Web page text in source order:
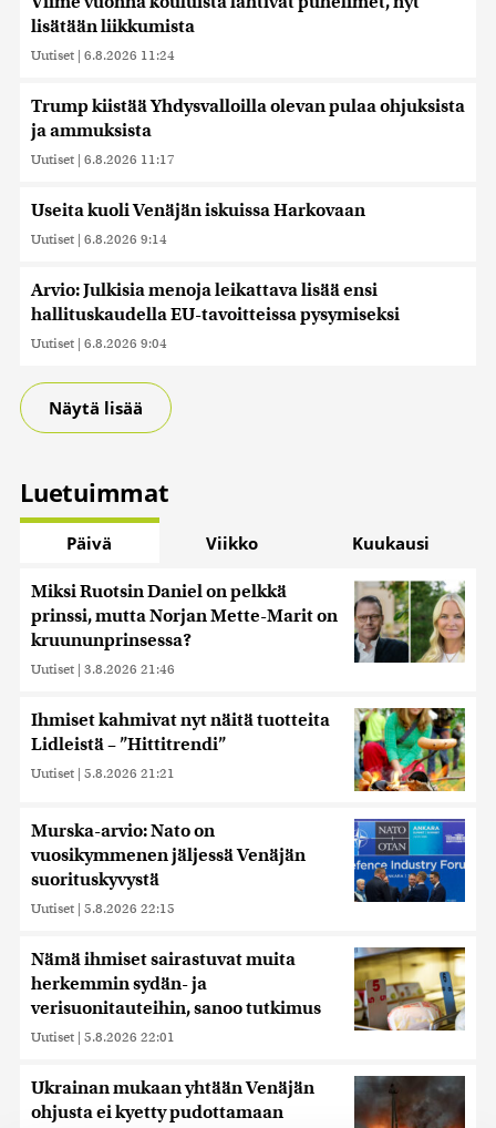
lisätään liikkumista
Uutiset | 6.8.2026 11:24
Trump kiistää Yhdysvalloilla olevan pulaa ohjuksista
ja ammuksista
Uutiset | 6.8.2026 11:17
Useita kuoli Venäjän iskuissa Harkovaan
Uutiset | 6.8.2026 9:14
Arvio: Julkisia menoja leikattava lisää ensi
hallituskaudella EU-tavoitteissa pysymiseksi
Uutiset | 6.8.2026 9:04
Näytä lisää
Luetuimmat
Päivä Viikko Kuukausi
Miksi Ruotsin Daniel on pelkkä
prinssi, mutta Norjan Mette-Marit on
kruununprinsessa?
Uutiset | 3.8.2026 21:46
Ihmiset kahmivat nyt näitä tuotteita
Lidleistä – ”Hittitrendi”
Uutiset | 5.8.2026 21:21
Murska-arvio: Nato on
vuosikymmenen jäljessä Venäjän
suorituskyvystä
Uutiset | 5.8.2026 22:15
Nämä ihmiset sairastuvat muita
herkemmin sydän- ja
verisuonitauteihin, sanoo tutkimus
Uutiset | 5.8.2026 22:01
Ukrainan mukaan yhtään Venäjän
ohjusta ei kyetty pudottamaan